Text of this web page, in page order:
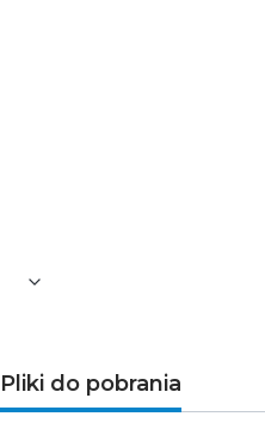
Pliki do pobrania